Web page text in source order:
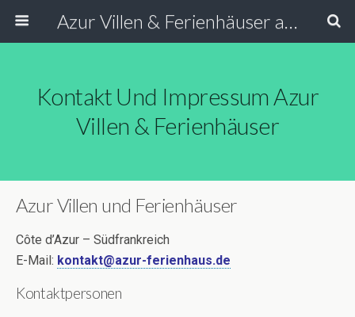
Azur Villen & Ferienhäuser an der Côte d’Azur Südfrankreich
Kontakt Und Impressum Azur
Villen & Ferienhäuser
Azur Villen und Ferienhäuser
Côte d’Azur – Südfrankreich
E-Mail: kontakt@azur-ferienhaus.de
Kontaktpersonen